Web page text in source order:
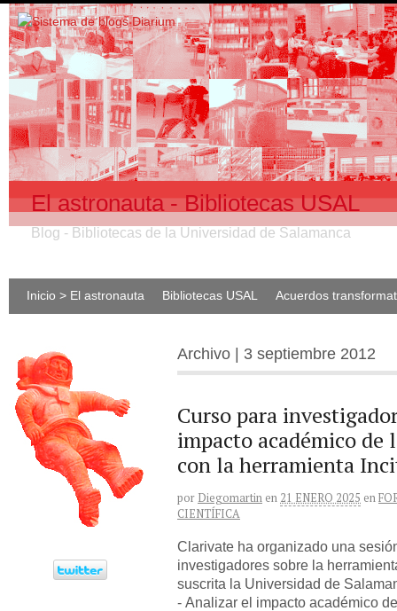
El astronauta - Bibliotecas USAL
Blog - Bibliotecas de la Universidad de Salamanca
Inicio > El astronauta Bibliotecas USAL Acuerdos
Archivo | 3 septiembre 2012
Curso para
impacto académico de
con la herramienta
por Diegomartin en 21 ENERO 2025 en
CIENTÍFICA
Clarivate ha organizado una
investigadores sobre la
suscrita la Universidad de
- Analizar el impacto académico